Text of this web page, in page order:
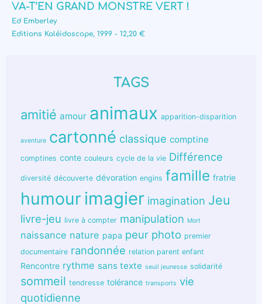
VA-T’EN GRAND MONSTRE VERT !
Ed Emberley
Editions Kaléidoscope, 1999 - 12,20 €
TAGS
amitié amour animaux apparition-disparition
aventure cartonné classique comptine
comptines conte couleurs cycle de la vie Différence
diversité découverte dévoration engins famille fratrie
humour imagier imagination Jeu
livre-jeu livre à compter manipulation Mort
naissance nature papa peur photo premier
documentaire randonnée relation parent enfant
Rencontre rythme sans texte seuil jeunesse solidarité
sommeil tendresse tolérance transports vie
quotidienne